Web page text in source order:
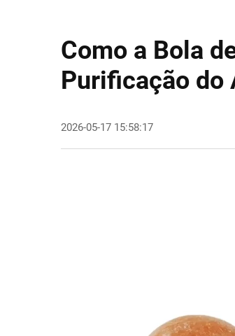
Como a Bola
Purificação do
2026-05-17 15:58:17